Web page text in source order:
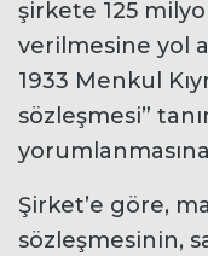
şirkete 125
verilmesine yol
1933 Menkul
sözleşmesi”
Şirket’e göre,
sözleşmesinin,